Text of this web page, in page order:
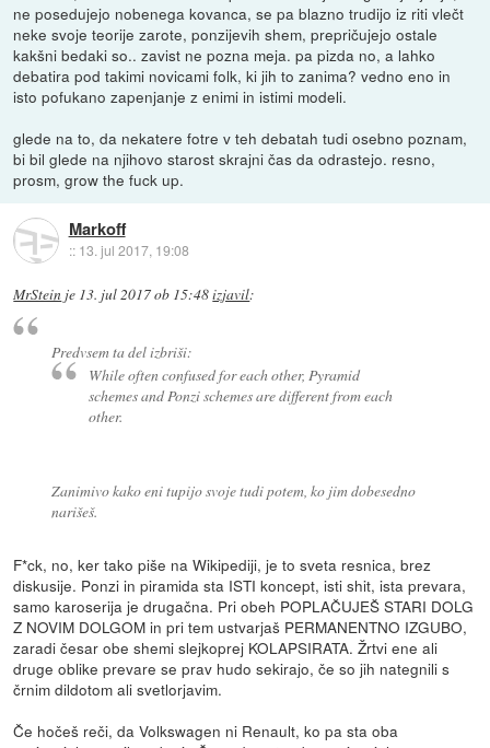
ne posedujejo nobenega kovanca, se pa blazno trudijo iz riti vlečt
neke svoje teorije zarote, ponzijevih shem, prepričujejo ostale
kakšni bedaki so.. zavist ne pozna meja. pa pizda no, a lahko
debatira pod takimi novicami folk, ki jih to zanima? vedno eno in
isto pofukano zapenjanje z enimi in istimi modeli.
glede na to, da nekatere fotre v teh debatah tudi osebno poznam,
bi bil glede na njihovo starost skrajni čas da odrastejo. resno,
prosm, grow the fuck up.
Markoff
:: 13. jul 2017, 19:08
MrStein je 13. jul 2017 ob 15:48izjavil:
Predvsem ta del izbriši:
While often confused for each other, Pyramid
schemes and Ponzi schemes are different from each
other.
Zanimivo kako eni tupijo svoje tudi potem, ko jim dobesedno
narišeš.
F*ck, no, ker tako piše na Wikipediji, je to sveta resnica, brez
diskusije. Ponzi in piramida sta ISTI koncept, isti shit, ista prevara,
samo karoserija je drugačna. Pri obeh POPLAČUJEŠ STARI DOLG
Z NOVIM DOLGOM in pri tem ustvarjaš PERMANENTNO IZGUBO,
zaradi česar obe shemi slejkoprej KOLAPSIRATA. Žrtvi ene ali
druge oblike prevare se prav hudo sekirajo, če so jih nategnili s
črnim dildotom ali svetlorjavim.
Če hočeš reči, da Volkswagen ni Renault, ko pa sta oba